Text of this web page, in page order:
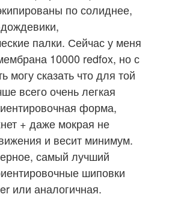
по солиднее,
палки. Сейчас у меня
10000 redfox, но с
могу сказать что для той
всего очень легкая
форма,
+ даже мокрая не
и весит минимум.
самый лучший
шиповки
или аналогичная.